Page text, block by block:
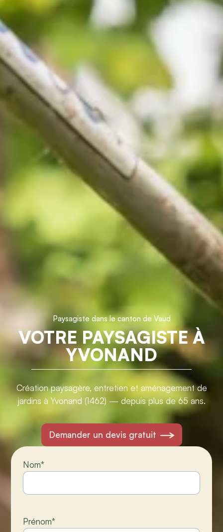
Paysagiste dans le canton de Vaud
VOTRE PAYSAGISTE À
YVONAND
Création paysagère, entretien et aménagement de
jardins à Yvonand (1462) — depuis plus de 65 ans.
Demander un devis gratuit
Nom*
Prénom*